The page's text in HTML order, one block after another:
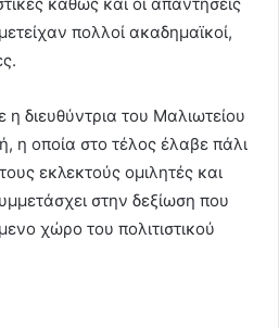
πολλοί ακαδημαϊκοί,
διευθύντρια του Μαλιωτείου
η οποία στο τέλος έλαβε πάλι
εκλεκτούς ομιλητές και
στην δεξίωση που
χώρο του πολιτιστικού